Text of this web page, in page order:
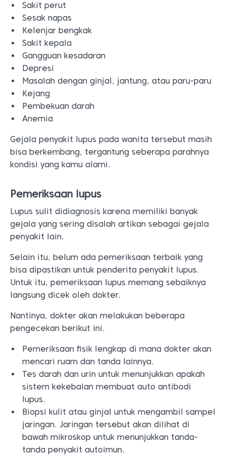
Sakit perut
Sesak napas
Kelenjar bengkak
Sakit kepala
Gangguan kesadaran
Depresi
Masalah dengan ginjal, jantung, atau paru-paru
Kejang
Pembekuan darah
Anemia
Gejala penyakit lupus pada wanita tersebut masih
bisa berkembang, tergantung seberapa parahnya
kondisi yang kamu alami.
Pemeriksaan lupus
Lupus sulit didiagnosis karena memiliki banyak
gejala yang sering disalah artikan sebagai gejala
penyakit lain.
Selain itu, belum ada pemeriksaan terbaik yang
bisa dipastikan untuk penderita penyakit lupus.
Untuk itu, pemeriksaan lupus memang sebaiknya
langsung dicek oleh dokter.
Nantinya, dokter akan melakukan beberapa
pengecekan berikut ini.
Pemeriksaan fisik lengkap di mana dokter akan
mencari ruam dan tanda lainnya.
Tes darah dan urin untuk menunjukkan apakah
sistem kekebalan membuat auto antibodi
lupus.
Biopsi kulit atau ginjal untuk mengambil sampel
jaringan. Jaringan tersebut akan dilihat di
bawah mikroskop untuk menunjukkan tanda-
tanda penyakit autoimun.